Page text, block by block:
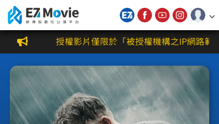
新傳媒數位公播平台
授權影片僅限於「被授權機構之IP網路範